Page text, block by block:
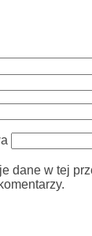
dane w tej